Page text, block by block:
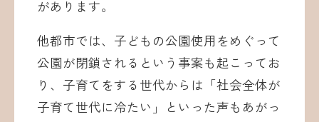
があります。
他都市では、子どもの公園使用をめぐって
公園が閉鎖されるという事案も起こってお
り、子育てをする世代からは「社会全体が
子育て世代に冷たい」といった声もあがっ